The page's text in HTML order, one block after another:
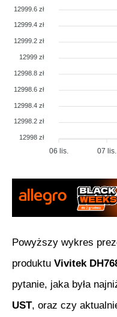
12999.6 zł
12999.4 zł
12999.2 zł
12999 zł
12998.8 zł
12998.6 zł
12998.4 zł
12998.2 zł
12998 zł
06 lis. 07 lis.
Powyższy wykres
produktu Vivitek
pytanie, jaka była
UST, oraz czy